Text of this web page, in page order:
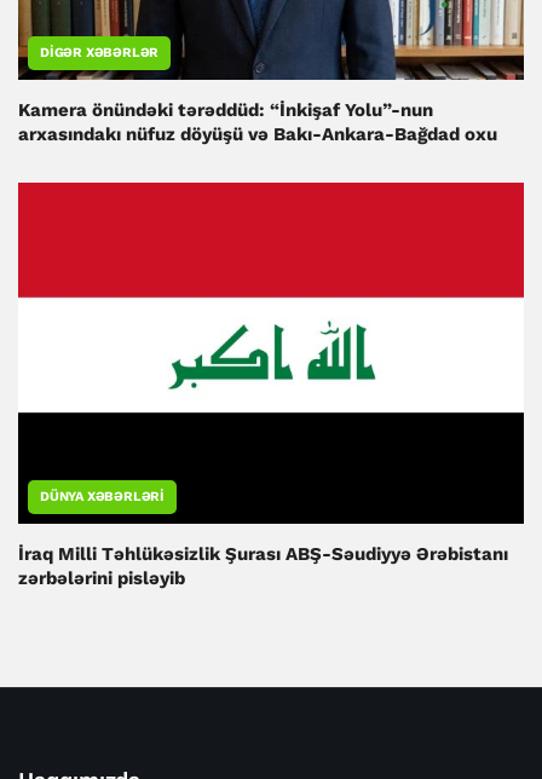
DIGƏR XƏBƏRLƏR
Kamera önündəki tərəddüd: “İnkişaf Yolu”-nun
arxasındakı nüfuz döyüşü və Bakı-Ankara-Bağdad oxu
DÜNYA XƏBƏRLƏRI
İraq Milli Təhlükəsizlik Şurası ABŞ-Səudiyyə Ərəbistanı
zərbələrini pisləyib